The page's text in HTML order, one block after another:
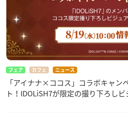
フェア カフェ ニュース
「アイナナ×ココス」コラボキャン
ト！IDOLiSH7が限定の撮り下ろし